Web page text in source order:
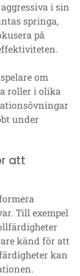
i sin
springa,
på
om
roller i olika
under
att
Till exempel
känd för att
kan